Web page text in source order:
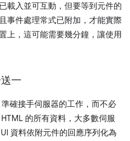
載入並可互動，但要等到元件的
事件處理常式已附加，才能實際
上，這可能需要幾分鐘，讓使用
一
確接手伺服器的工作，而不必
的所有資料，大多數伺服
資料依附元件的回應序列化為